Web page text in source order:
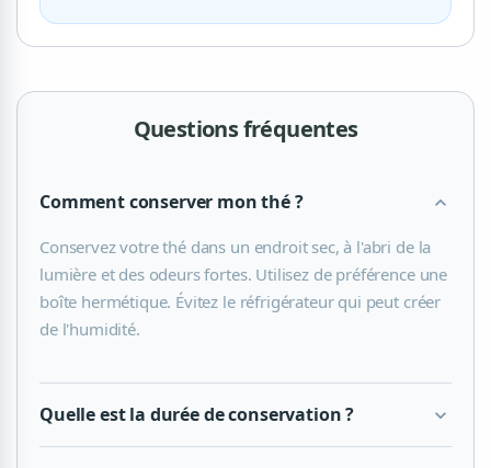
Questions fréquentes
Comment conserver mon thé ? expand_more
Conservez votre thé dans un endroit sec, à l'abri de la
lumière et des odeurs fortes. Utilisez de préférence une
boîte hermétique. Évitez le réfrigérateur qui peut créer
de l'humidité.
Quelle est la durée de conservation ? expand_more